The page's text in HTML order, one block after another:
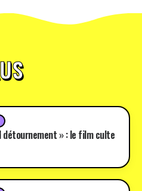
détournement » : le film culte